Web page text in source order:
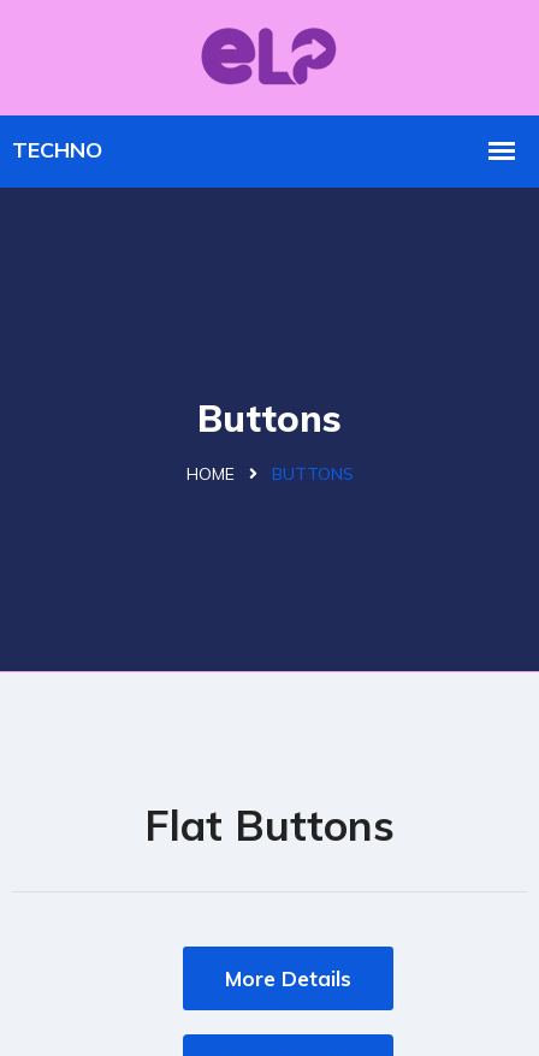
Buttons
HOME BUTTONS
Flat Buttons
More Details